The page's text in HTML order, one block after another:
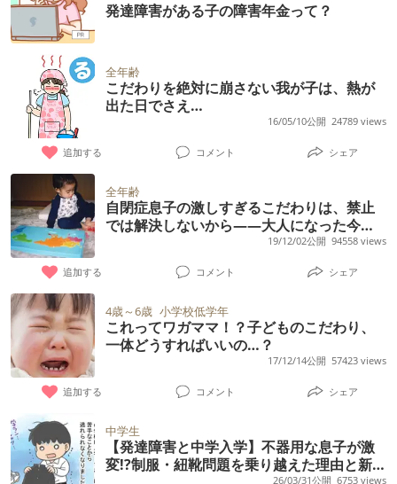
発達障害がある子の障害年金って？
全年齢
こだわりを絶対に崩さない我が子は、熱が
出た日でさえ…
16/05/10公開 24789 views
追加する コメント シェア
全年齢
自閉症息子の激しすぎるこだわりは、禁止
では解決しないから――大人になった今、
19/12/02公開 94558 views
追加する コメント シェア
4歳～6歳 小学校低学年
これってワガママ！？子どものこだわり、
一体どうすればいいの…？
17/12/14公開 57423 views
追加する コメント シェア
中学生
【発達障害と中学入学】不器用な息子が激
変!?制服・紐靴問題を乗り越えた理由と新た
26/03/31公開 6753 views